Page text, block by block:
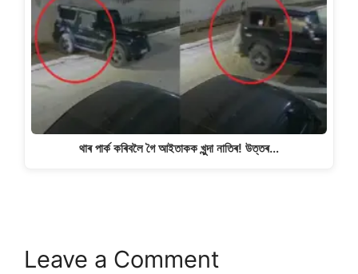
থাৰ পাৰ্ক কৰিবলৈ গৈ আইতাকক খুন্দা নাতিৰ! উত্তৰ…
Leave a Comment